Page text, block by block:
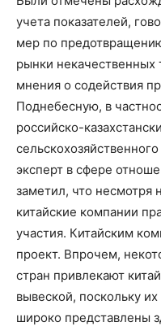
учета показателей,
мер по
рынки некачественных
мнения о содействия
Поднебесную, в
российско-
эксперт в сфере
заметил, что несмотря
китайские компании
участия. Китайским
проект. Впрочем,
стран привлекают
вывеской, поскольку
широко представлены